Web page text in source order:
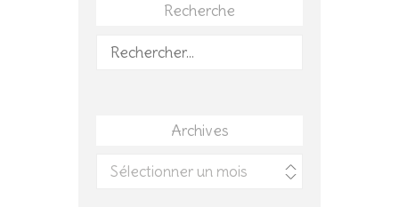
Recherche
Rechercher :
Archives
Archives